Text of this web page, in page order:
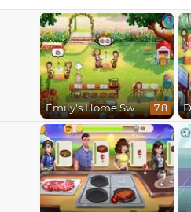
Emily's Home Sweet Home 7.8